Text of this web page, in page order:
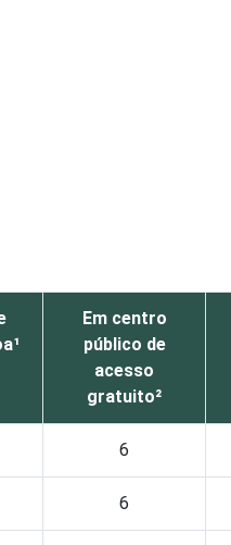
Em centro
público de
acesso
gratuito²
6
6